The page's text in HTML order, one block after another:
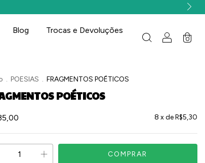
Blog
Trocas e Devoluções
0
. POESIAS . FRAGMENTOS POÉTICOS
POÉTICOS
8 x deR$5,30